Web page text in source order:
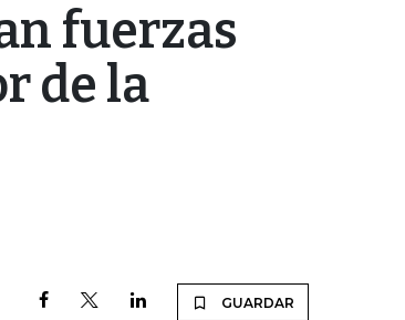
fuerzas
de la
GUARDAR